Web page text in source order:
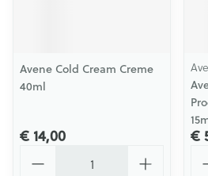
Avene Cold Cream Creme
40ml
€ 14,00 €